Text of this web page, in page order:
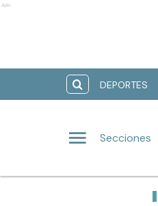
Ads
DEPORTES
Secciones